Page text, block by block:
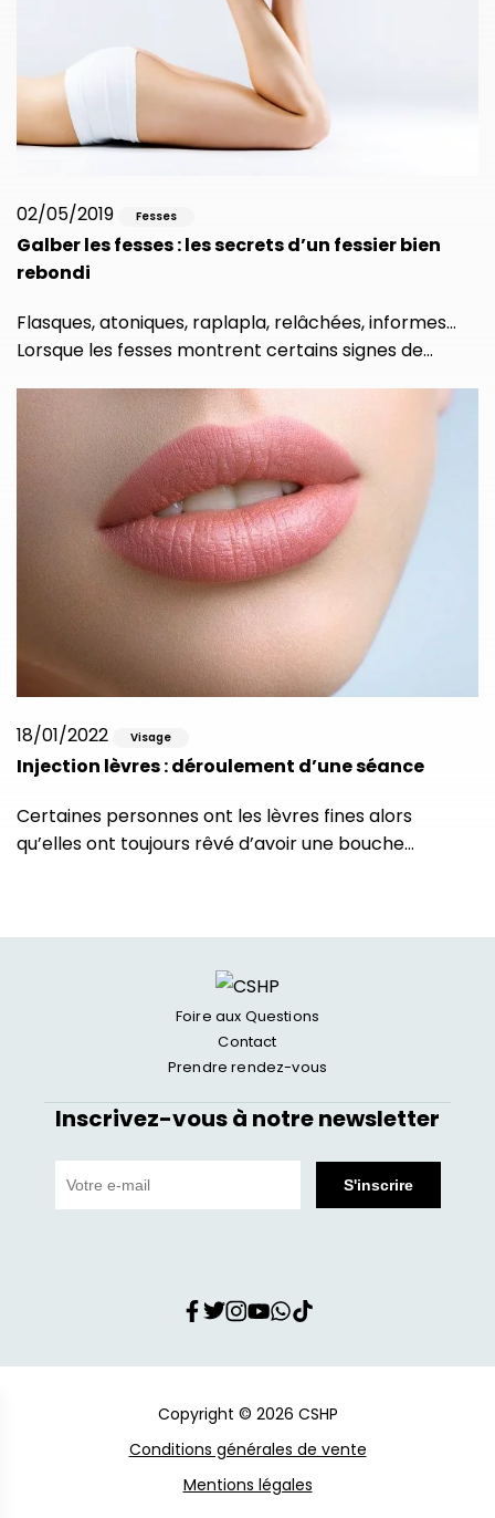
02/05/2019 Fesses
Galber les fesses : les secrets d’un fessier bien
rebondi
Flasques, atoniques, raplapla, relâchées, informes…
Lorsque les fesses montrent certains signes de…
18/01/2022 Visage
Injection lèvres : déroulement d’une séance
Certaines personnes ont les lèvres fines alors
qu’elles ont toujours rêvé d’avoir une bouche…
Foire aux Questions
Contact
Prendre rendez-vous
Inscrivez-vous à notre newsletter
Copyright © 2026 CSHP
Conditions générales de vente
Mentions légales